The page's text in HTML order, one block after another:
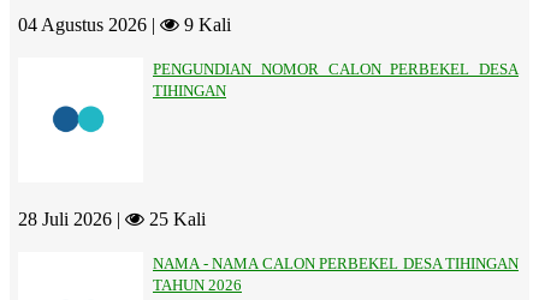
04 Agustus 2026 | 9 Kali
PENGUNDIAN NOMOR CALON PERBEKEL DESA
TIHINGAN
28 Juli 2026 | 25 Kali
NAMA - NAMA CALON PERBEKEL DESA TIHINGAN
TAHUN 2026